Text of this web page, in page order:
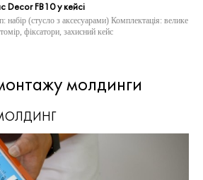
Decor FB10 у кейсі
(стусло з аксесуарами) Комплектація: велике
фіксатори, захисний кейс
молдинги